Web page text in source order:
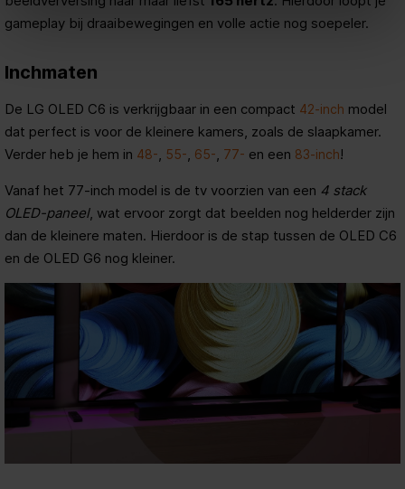
gameplay bij draaibewegingen en volle actie nog soepeler.
Inchmaten
De LG OLED C6 is verkrijgbaar in een compact 42-inch model
dat perfect is voor de kleinere kamers, zoals de slaapkamer.
Verder heb je hem in 48-, 55-, 65-, 77- en een 83-inch!
Vanaf het 77-inch model is de tv voorzien van een 4 stack
OLED-paneel, wat ervoor zorgt dat beelden nog helderder zijn
dan de kleinere maten. Hierdoor is de stap tussen de OLED C6
en de OLED G6 nog kleiner.